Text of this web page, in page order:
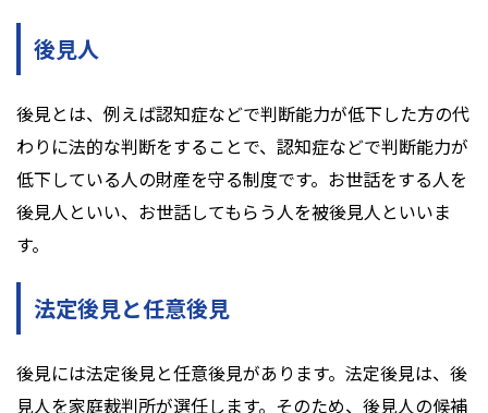
後見人
後見とは、例えば認知症などで判断能力が低下した方の代
わりに法的な判断をすることで、認知症などで判断能力が
低下している人の財産を守る制度です。お世話をする人を
後見人といい、お世話してもらう人を被後見人といいま
す。
法定後見と任意後見
後見には法定後見と任意後見があります。法定後見は、後
見人を家庭裁判所が選任します。そのため、後見人の候補